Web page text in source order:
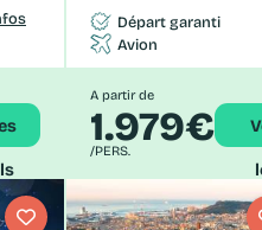
Départ garanti
Avion
A partir de
1.979€
/PERS.
Voir